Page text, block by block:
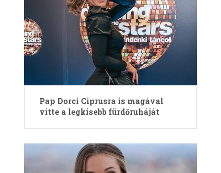
Pap Dorci Ciprusra is magával
vitte a legkisebb fürdőruháját